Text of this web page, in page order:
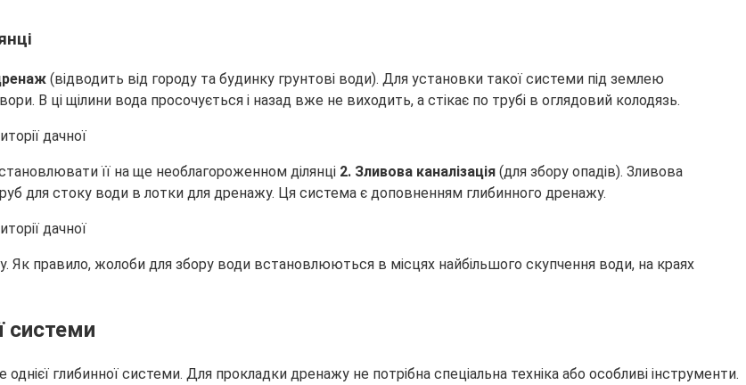
(відводить від городу та будинку грунтові води). Для установки такої системи під землею
В ці щілини вода просочується і назад вже не виходить, а стікає по трубі в оглядовий колодязь.
її на ще необлагороженном ділянці 2. Зливова каналізація (для збору опадів). Зливова
для стоку води в лотки для дренажу. Ця система є доповненням глибинного дренажу.
Як правило, жолоби для збору води встановлюються в місцях найбільшого скупчення води, на краях
системи
глибинної системи. Для прокладки дренажу не потрібна спеціальна техніка або особливі інструменти.